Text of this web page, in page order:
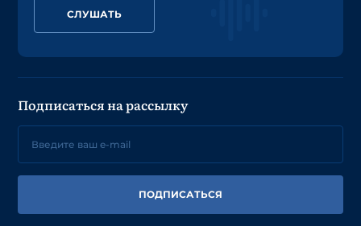
СЛУШАТЬ
Подписаться на рассылку
ПОДПИСАТЬСЯ